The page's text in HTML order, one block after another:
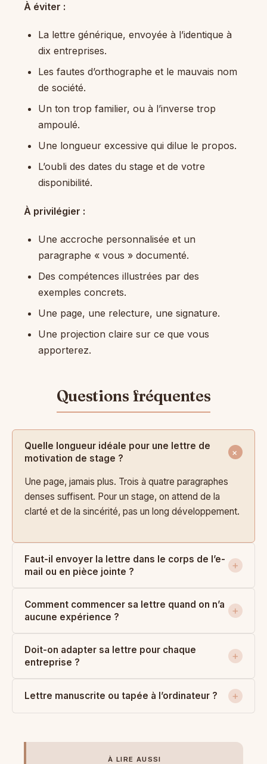
À éviter :
La lettre générique, envoyée à l’identique à
dix entreprises.
Les fautes d’orthographe et le mauvais nom
de société.
Un ton trop familier, ou à l’inverse trop
ampoulé.
Une longueur excessive qui dilue le propos.
L’oubli des dates du stage et de votre
disponibilité.
À privilégier :
Une accroche personnalisée et un
paragraphe « vous » documenté.
Des compétences illustrées par des
exemples concrets.
Une page, une relecture, une signature.
Une projection claire sur ce que vous
apporterez.
Quelle longueur idéale pour une lettre de
motivation de stage ?
Une page, jamais plus. Trois à quatre paragraphes
denses suffisent. Pour un stage, on attend de la
clarté et de la sincérité, pas un long développement.
Faut-il envoyer la lettre dans le corps de l’e-
mail ou en pièce jointe ?
Comment commencer sa lettre quand on n’a
aucune expérience ?
Doit-on adapter sa lettre pour chaque
entreprise ?
Lettre manuscrite ou tapée à l’ordinateur ?
À LIRE AUSSI